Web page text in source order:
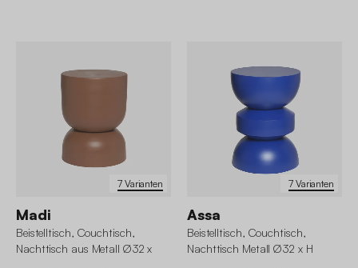
7 Varianten
Madi
Beistelltisch, Couchtisch,
Nachttisch aus Metall Ø32 x
7 Varianten
Assa
Beistelltisch, Couchtisch,
Nachttisch Metall Ø32 x H